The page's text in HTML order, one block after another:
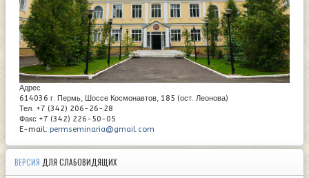
Адрес
614036 г. Пермь, Шоссе Космонавтов, 185 (ост. Леонова)
Тел. +7 (342) 206-26-28
Факс +7 (342) 226-50-05
E-mail: permseminaria@gmail.com
ВЕРСИЯ ДЛЯ СЛАБОВИДЯЩИХ